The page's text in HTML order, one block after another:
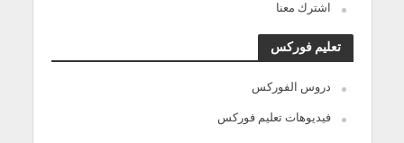
اشترك معنا
تعليم فوركس
دروس الفوركس
فيديوهات تعليم فوركس